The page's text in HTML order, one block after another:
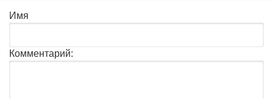
Имя
Комментарий: